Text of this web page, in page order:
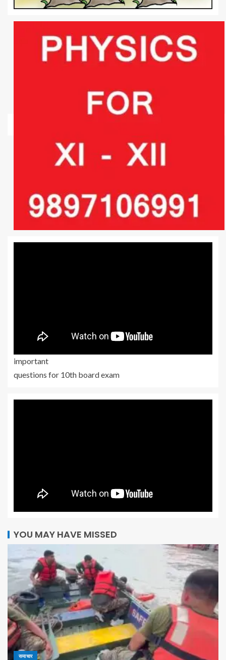
important
questions for 10th board exam
YOU MAY HAVE MISSED
समाचार